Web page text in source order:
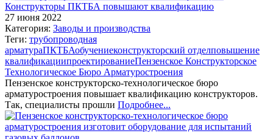
Конструкторы ПКТБА повышают квалификацию
27 июня 2022
Категория: Заводы и производства
Теги: трубопроводная
арматураПКТБАобучениеконструкторский отделповышение
квалификациипроектированиеПензенское Конструкторское
Технологическое Бюро Арматуростроения
Пензенское конструкторско-технологическое бюро
арматуростроения повышает квалификацию конструкторов.
Так, специалисты прошли Подробнее...